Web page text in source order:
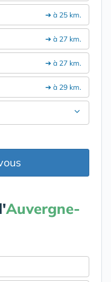
➔ à 25 km.
➔ à 27 km.
➔ à 27 km.
➔ à 29 km.
Auvergne-